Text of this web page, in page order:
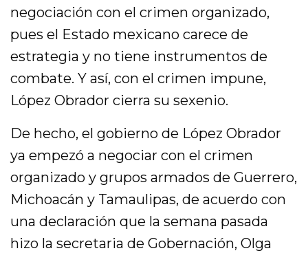
negociación con el crimen organizado,
pues el Estado mexicano carece de
estrategia y no tiene instrumentos de
combate. Y así, con el crimen impune,
López Obrador cierra su sexenio.
De hecho, el gobierno de López Obrador
ya empezó a negociar con el crimen
organizado y grupos armados de Guerrero,
Michoacán y Tamaulipas, de acuerdo con
una declaración que la semana pasada
hizo la secretaria de Gobernación, Olga